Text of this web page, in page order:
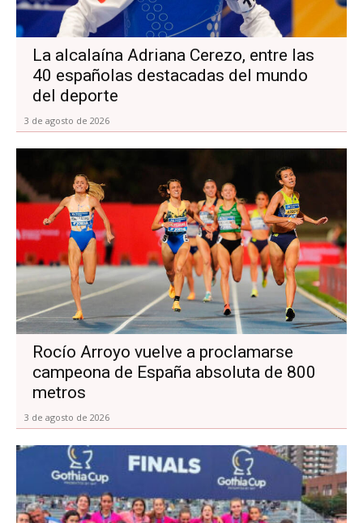
La alcalaína Adriana Cerezo, entre las
40 españolas destacadas del mundo
del deporte
3 de agosto de 2026
Rocío Arroyo vuelve a proclamarse
campeona de España absoluta de 800
metros
3 de agosto de 2026